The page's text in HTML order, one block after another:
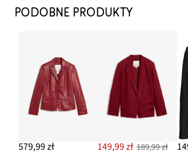
164,99 zł
52,99 zł
DODAJ DO KOSZYKA
Półprzezroczyste rajstopy, 30 DEN, 2 pary
PODOBNE PRODUKTY
579,99 zł 149,99 zł 189,99 zł